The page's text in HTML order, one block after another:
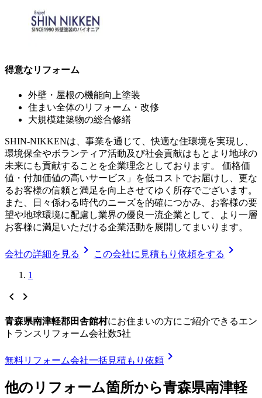
得意なリフォーム
外壁・屋根の機能向上塗装
住まい全体のリフォーム・改修
大規模建築物の総合修繕
SHIN-NIKKENは、事業を通じて、快適な住環境を実現し、
環境保全やボランティア活動及び社会貢献はもとより地球の
未来にも貢献することを企業理念としております。 価格価
値・付加価値の高いサービス」を低コストでお届けし、更な
るお客様の信頼と満足を向上させてゆく所存でございます。
また、日々係わる時代のニーズを的確につかみ、お客様の要
望や地球環境に配慮し業界の優良一流企業として、より一層
お客様に満足いただける企業活動を展開してまいります。
会社の詳細を見る chevron_right この会社に見積もり依頼をする chevron_right
1
chevron_left chevron_right
青森県南津軽郡田舎館村にお住まいの方にご紹介できるエン
トランスリフォーム会社数5社
無料リフォーム会社一括見積もり依頼 chevron_right
他のリフォーム箇所から青森県南津軽